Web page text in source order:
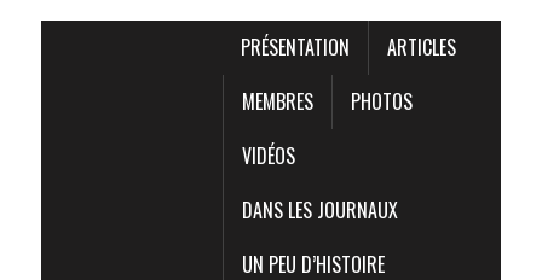
PRÉSENTATION
ARTICLES
MEMBRES
PHOTOS
VIDÉOS
DANS LES JOURNAUX
UN PEU D’HISTOIRE